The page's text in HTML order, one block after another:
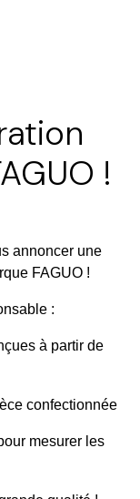
!
annoncer une
FAGUO !
:
à partir de
confectionnée
mesurer les